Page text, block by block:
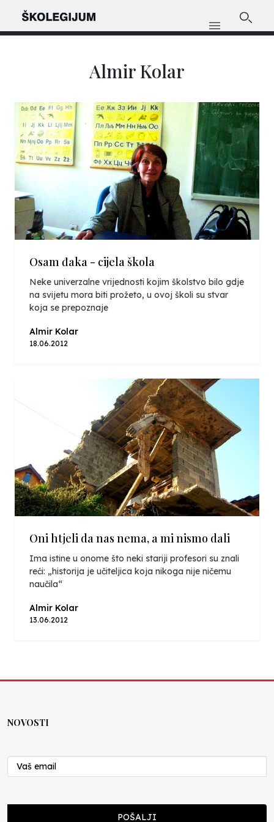
Almir Kolar
Osam đaka - cijela škola
Neke univerzalne vrijednosti kojim školstvo bilo gdje
na svijetu mora biti prožeto, u ovoj školi su stvar
koja se prepoznaje
Almir Kolar
18.06.2012
Oni htjeli da nas nema, a mi nismo dali
Ima istine u onome što neki stariji profesori su znali
reći: „historija je učiteljica koja nikoga nije ničemu
naučila“
Almir Kolar
13.06.2012
NOVOSTI
POŠALJI